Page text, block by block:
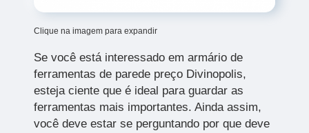
Clique na imagem para expandir
Se você está interessado em armário de
ferramentas de parede preço Divinopolis,
esteja ciente que é ideal para guardar as
ferramentas mais importantes. Ainda assim,
você deve estar se perguntando por que deve